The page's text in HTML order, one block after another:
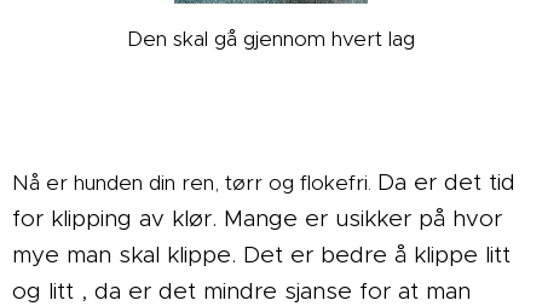
Den skal g¨å gjennom hvert lag
Nå er hunden din ren, tørr og flokefri. Da er det tid
for klipping av klør. Mange er usikker på hvor
mye man skal klippe. Det er bedre å klippe litt
og litt , da er det mindre sjanse for at man